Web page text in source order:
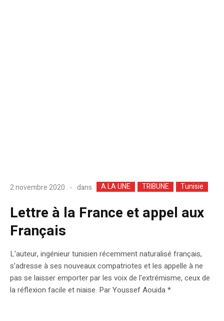
2 novembre 2020 dans A LA UNE TRIBUNE Tunisie
Lettre à la France et appel aux
Français
L’auteur, ingénieur tunisien récemment naturalisé français,
s’adresse à ses nouveaux compatriotes et les appelle à ne
pas se laisser emporter par les voix de l’extrémisme, ceux de
la réflexion facile et niaise. Par Youssef Aouida *